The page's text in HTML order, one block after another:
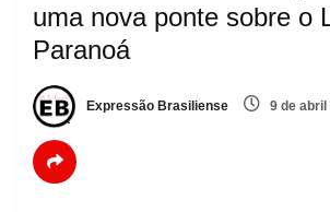
uma nova ponte sobre o
Paranoá
Expressão Brasiliense 9 de abril